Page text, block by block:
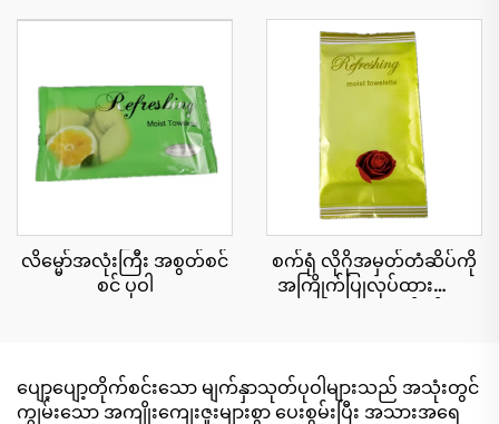
လိမ္မော်အလုံးကြီး အစွတ်စင်
စင် ပုဝါ
စက်ရုံ လိုဂိုအမှတ်တံဆိပ်ကို
အကြိုက်ပြုလုပ်ထားသော
ခရီးသွားခြင်း ပါတီ ကြော်ငြာ
မှု တိုးတက်မှုအတွက်
ပျော့ပျော့တိုက်စင်းသော မျက်နှာသုတ်ပုဝါများသည် အသုံးတွင်
ကျွမ်းသော အကျိုးကျေးဇူးများစွာ ပေးစွမ်းပြီး အသားအရေ